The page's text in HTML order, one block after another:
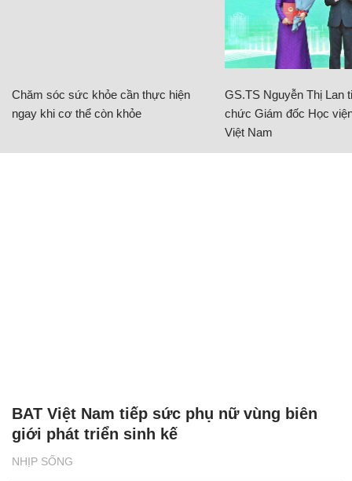
Chăm sóc sức khỏe cần thực hiện
ngay khi cơ thể còn khỏe
GS.TS Nguyễn Thị Lan
chức Giám đốc Học
Việt Nam
NHỊP SỐNG
BAT Việt Nam tiếp sức phụ nữ vùng biên
giới phát triển sinh kế